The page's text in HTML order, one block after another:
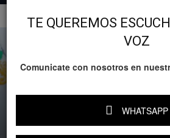
GOBIERNO
GOBIERNO Michoacán
TE QUEREMOS
VOZ
Comunicate con nosotros en
WHATSAPP